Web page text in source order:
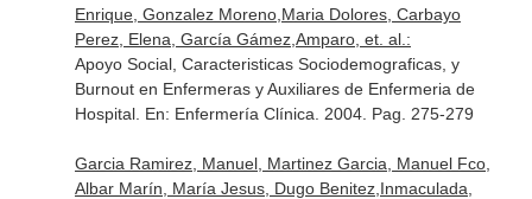
Enrique, Gonzalez Moreno,Maria Dolores, Carbayo
Perez, Elena, García Gámez,Amparo, et. al.:
Apoyo Social, Caracteristicas Sociodemograficas, y
Burnout en Enfermeras y Auxiliares de Enfermeria de
Hospital. En: Enfermería Clínica . 2004. Pag. 275-279
Garcia Ramirez, Manuel, Martinez Garcia, Manuel Fco,
Albar Marín, María Jesus, Dugo Benitez,Inmaculada,